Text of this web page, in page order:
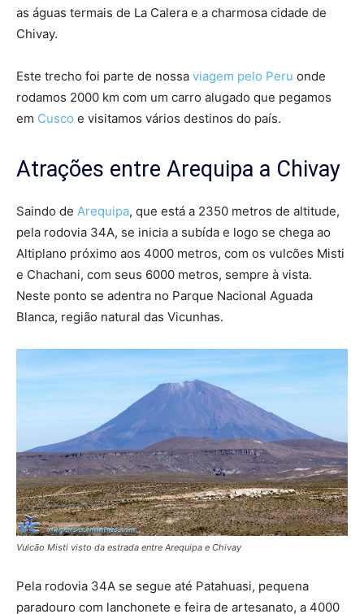
as águas termais de La Calera e a charmosa cidade de
Chivay.
Este trecho foi parte de nossa viagem pelo Peru onde
rodamos 2000 km com um carro alugado que pegamos
em Cusco e visitamos vários destinos do país.
Atrações entre Arequipa a Chivay
Saindo de Arequipa, que está a 2350 metros de altitude,
pela rodovia 34A, se inicia a subída e logo se chega ao
Altiplano próximo aos 4000 metros, com os vulcões Misti
e Chachani, com seus 6000 metros, sempre à vista.
Neste ponto se adentra no Parque Nacional Aguada
Blanca, região natural das Vicunhas.
Vulcão Misti visto da estrada entre Arequipa e Chivay
Pela rodovia 34A se segue até Patahuasi, pequena
paradouro com lanchonete e feira de artesanato, a 4000